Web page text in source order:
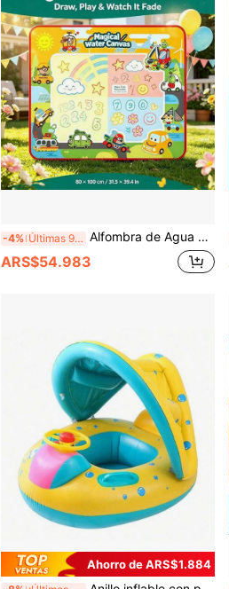
-4% Últimas 9 hrs Alfombra de Agua Mágica de Dibujo de Coche de Ingeniería 2 en 1, Alfombra de Gateo, Borde de Coche de Dibujos Animados Diversión Cognitiva, Pintura con Agua Sin Pintura Sin Manchas, Plegable Portátil Adecuada para Camping, Excursiones, Reuniones Familiares, Actividades de Pascua, Accesorios Divertidos, 1er Cumpleaños, Año Nuevo, Regalo de Halloween para Niños
ARS$54.983
Ahorro de ARS$1.884